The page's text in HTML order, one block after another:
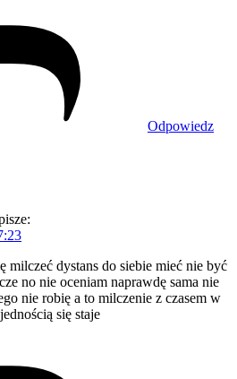
Odpowiedz
milczeć dystans do siebie mieć nie być
no nie oceniam naprawdę sama nie
nie robię a to milczenie z czasem w
się staje